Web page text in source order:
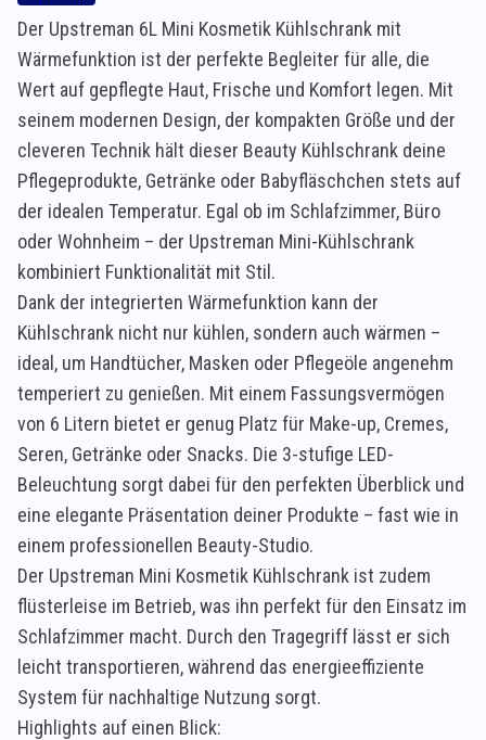
Der Upstreman 6L Mini Kosmetik Kühlschrank mit
Wärmefunktion ist der perfekte Begleiter für alle, die
Wert auf gepflegte Haut, Frische und Komfort legen. Mit
seinem modernen Design, der kompakten Größe und der
cleveren Technik hält dieser Beauty Kühlschrank deine
Pflegeprodukte, Getränke oder Babyfläschchen stets auf
der idealen Temperatur. Egal ob im Schlafzimmer, Büro
oder Wohnheim – der Upstreman Mini-Kühlschrank
kombiniert Funktionalität mit Stil.
Dank der integrierten Wärmefunktion kann der
Kühlschrank nicht nur kühlen, sondern auch wärmen –
ideal, um Handtücher, Masken oder Pflegeöle angenehm
temperiert zu genießen. Mit einem Fassungsvermögen
von 6 Litern bietet er genug Platz für Make-up, Cremes,
Seren, Getränke oder Snacks. Die 3-stufige LED-
Beleuchtung sorgt dabei für den perfekten Überblick und
eine elegante Präsentation deiner Produkte – fast wie in
einem professionellen Beauty-Studio.
Der Upstreman Mini Kosmetik Kühlschrank ist zudem
flüsterleise im Betrieb, was ihn perfekt für den Einsatz im
Schlafzimmer macht. Durch den Tragegriff lässt er sich
leicht transportieren, während das energieeffiziente
System für nachhaltige Nutzung sorgt.
Highlights auf einen Blick: